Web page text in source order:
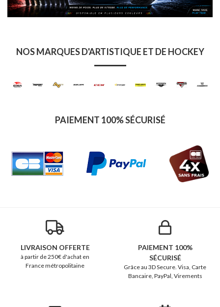
NOS MARQUES D'ARTISTIQUE ET DE HOCKEY
PAIEMENT 100% SÉCURISÉ
LIVRAISON OFFERTE
à partir de 250€ d'achat en
France métropolitaine
PAIEMENT 100%
SÉCURISÉ
Grâce au 3D Secure. Visa, Carte
Bancaire, PayPal, Virements